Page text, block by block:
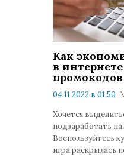
Как
в
промокодов
04.11.2022 в 01:50
Хочется
подзаработать на
Воспользуйтесь
игра раскрылась